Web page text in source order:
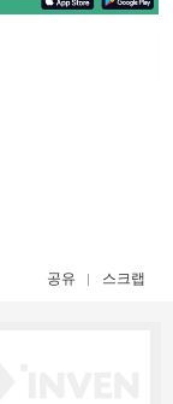
공유 스크랩